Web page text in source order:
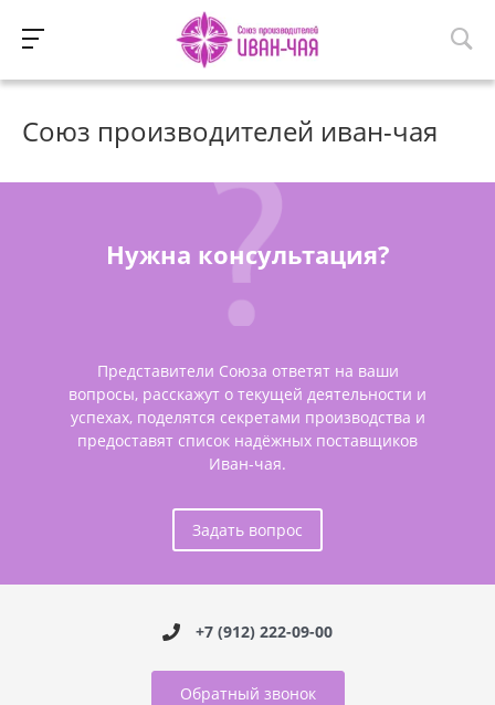
Союз производителей иван-чая
Нужна консультация?
Представители Союза ответят на ваши
вопросы, расскажут о текущей деятельности и
успехах, поделятся секретами производства и
предоставят список надёжных поставщиков
Иван-чая.
Задать вопрос
+7 (912) 222-09-00
Обратный звонок